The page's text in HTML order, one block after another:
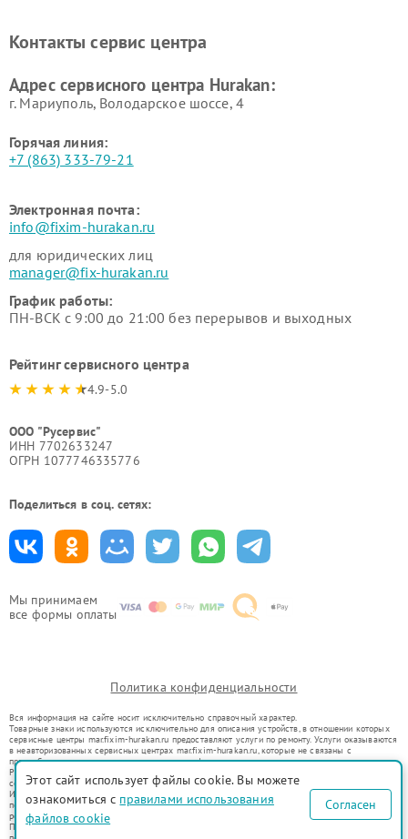
Мы принимаем
все формы оплаты
Hurakan
Контакты сервис центра
Адрес сервисного центра Hurakan:
г. Мариуполь, Володарское шоссе, 4
Горячая линия:
+7 (863) 333-79-21
Электронная почта:
info@fixim-hurakan.ru
для юридических лиц
manager@fix-hurakan.ru
График работы:
ПН-ВСК с 9:00 до 21:00 без перерывов и выходных
Рейтинг сервисного центра
4.9-5.0
ООО "Русервис"
ИНН 7702633247
ОГРН 1077746335776
Поделиться в соц. сетях:
Политика конфиденциальности
Вся информация на сайте носит исключительно справочный характер.
Товарные знаки используются исключительно для описания устройств, в отношении которых
сервисные центры mar.fixim-hurakan.ru предоставляют услуги по ремонту. Услуги оказываются
в неавторизованных сервисных центрах mar.fixim-hurakan.ru, которые не связаны с
правообладателями товарных знаков или их официальными представителями.
Ремонт осуществляется для устройств, уже введенных в гражданский оборот в соответствии
со статьей 1487 ГК РФ.
Использование товарных знаков не преследует цели индивидуализации услуг или введения
потребителей в заблуждение, а служит для информирования о предоставляемых услугах по
ремонту техники указанных брендов.
Представленная на сайте информация не является публичной офертой, определяемой
Этот сайт использует файлы cookie. Вы можете
ознакомиться с правилами использования
файлов cookie
Согласен